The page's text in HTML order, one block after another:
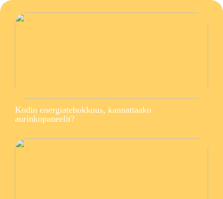
Kodin energiatehokkuus, kannattaako
aurinkopaneelit?